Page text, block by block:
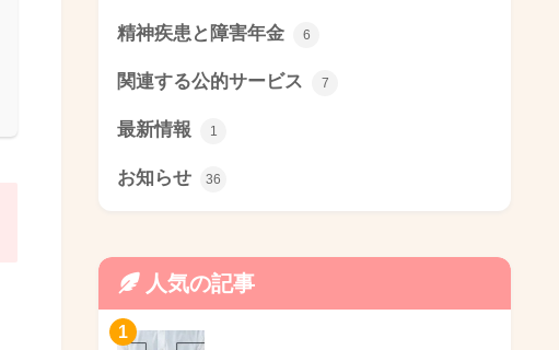
精神疾患と障害年金 6
関連する公的サービス 7
最新情報 1
お知らせ 36
人気の記事
1